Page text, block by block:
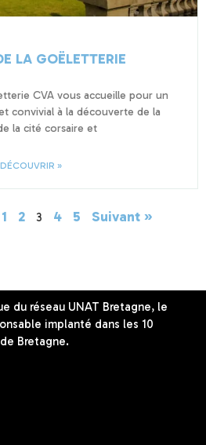
LA GOËLETTERIE
CVA vous accueille pour un
convivial à la découverte de la
la cité corsaire et
DÉCOUVRIR »
1 2 3 4 5 Suivant »
du réseau UNAT Bretagne, le
implanté dans les 10
Bretagne.